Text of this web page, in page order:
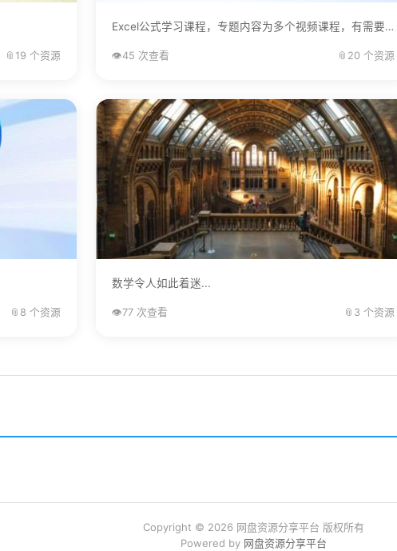
📎 19 个资源
Excel公式学习课程，专题内容为多个视频课程，有需要的自己下载学习。...
👁️45 次查看 📎 20 个资源
📎 8 个资源
数学令人如此着迷...
👁️77 次查看 📎 3 个资源
Copyright © 2026 网盘资源分享平台 版权所有
Powered by 网盘资源分享平台